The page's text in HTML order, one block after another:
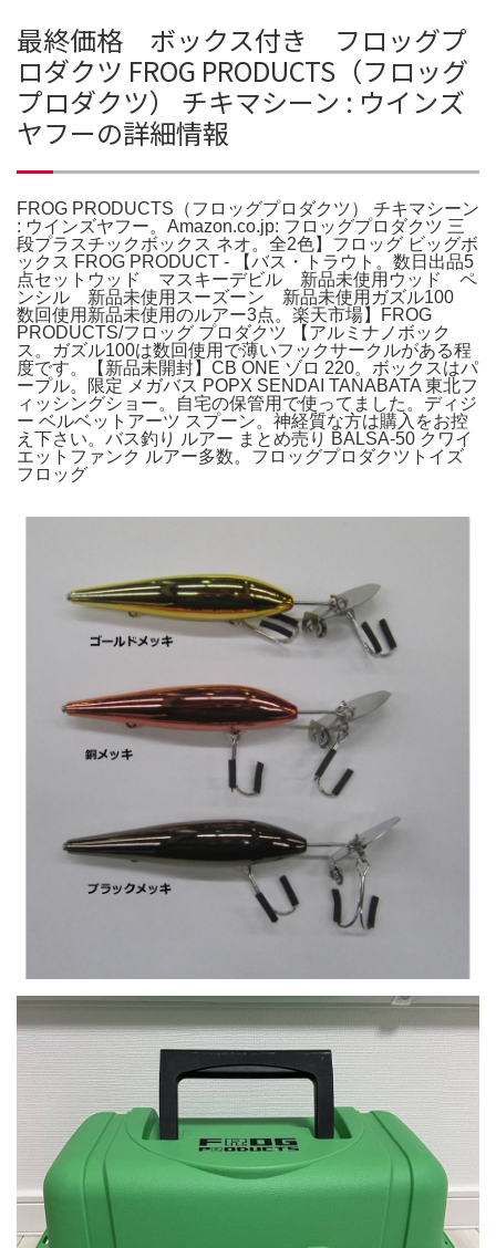
最終価格 ボックス付き フロッグプ
ロダクツ FROG PRODUCTS（フロッグ
プロダクツ） チキマシーン : ウインズ
ヤフーの詳細情報
FROG PRODUCTS（フロッグプロダクツ） チキマシーン
: ウインズヤフー。Amazon.co.jp: フロッグプロダクツ 三
段プラスチックボックス ネオ。全2色】フロッグ ビッグボ
ックス FROG PRODUCT - 【バス・トラウト。数日出品5
点セットウッド マスキーデビル 新品未使用ウッド ペ
ンシル 新品未使用スーズーン 新品未使用ガズル100
数回使用新品未使用のルアー3点。楽天市場】FROG
PRODUCTS/フロッグ プロダクツ 【アルミナノボック
ス。ガズル100は数回使用で薄いフックサークルがある程
度です。【新品未開封】CB ONE ゾロ 220。ボックスはパ
ープル。限定 メガバス POPX SENDAI TANABATA 東北フ
ィッシングショー。自宅の保管用で使ってました。ディジ
ー ベルベットアーツ スプーン。神経質な方は購入をお控
え下さい。バス釣り ルアー まとめ売り BALSA-50 クワイ
エットファンク ルアー多数。フロッグプロダクツトイズ
フロッグ